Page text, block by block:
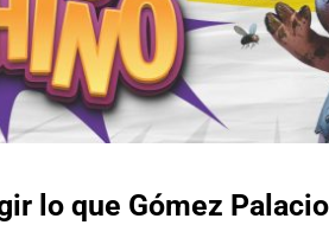
lo que Gómez